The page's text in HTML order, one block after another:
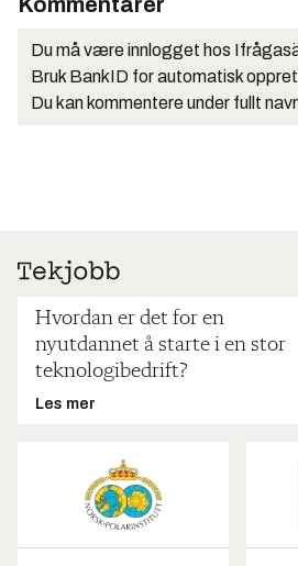
Du må være innlogget hos
Bruk BankID for automatisk
Du kan kommentere under fullt
Hvordan er det for en
nyutdannet å starte i en stor
teknologibedrift?
Les mer